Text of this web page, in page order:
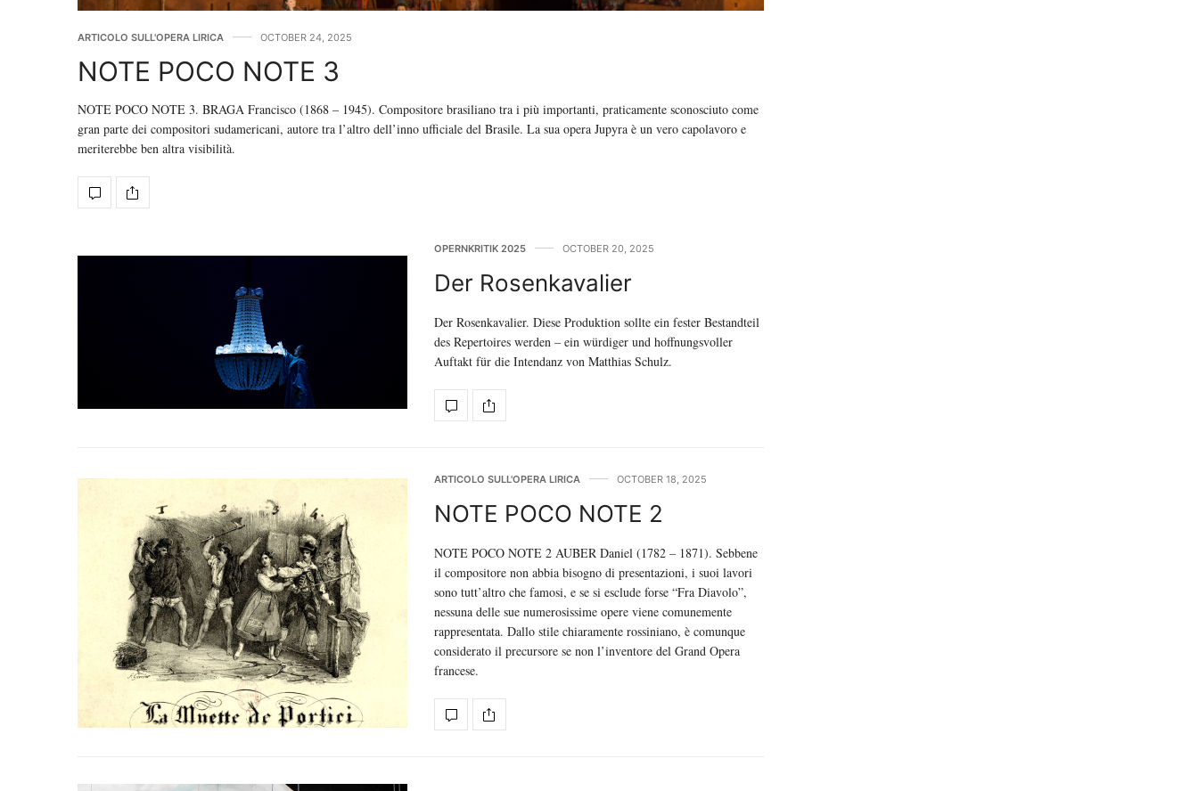
ARTICOLO SULL'OPERA LIRICA OCTOBER 24, 2025
NOTE POCO NOTE 3
NOTE POCO NOTE 3. BRAGA Francisco (1868 – 1945). Compositore brasiliano tra i più importanti, praticamente sconosciuto come
gran parte dei compositori sudamericani, autore tra l’altro dell’inno ufficiale del Brasile. La sua opera Jupyra è un vero capolavoro e
meriterebbe ben altra visibilità.
OPERNKRITIK 2025 OCTOBER 20, 2025
Der Rosenkavalier
Der Rosenkavalier. Diese Produktion sollte ein fester Bestandteil
des Repertoires werden – ein würdiger und hoffnungsvoller
Auftakt für die Intendanz von Matthias Schulz.
ARTICOLO SULL'OPERA LIRICA OCTOBER 18, 2025
NOTE POCO NOTE 2
NOTE POCO NOTE 2 AUBER Daniel (1782 – 1871). Sebbene
il compositore non abbia bisogno di presentazioni, i suoi lavori
sono tutt’altro che famosi, e se si esclude forse “Fra Diavolo”,
nessuna delle sue numerosissime opere viene comunemente
rappresentata. Dallo stile chiaramente rossiniano, è comunque
considerato il precursore se non l’inventore del Grand Opera
francese.